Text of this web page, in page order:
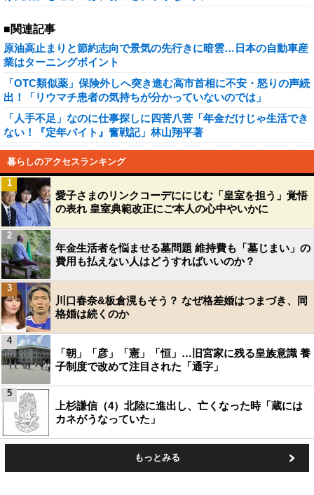
■関連記事
原油高止まりと節約志向で景気の先行きに暗雲…日本の自動車産
業はターニングボイント
「OTC類似薬」保険外しへ突き進む高市首相に不安・怒りの声続
出！「リウマチ患者の気持ちが分かっていないのでは」
「人手不足」なのに仕事探しに四苦八苦「年金だけじゃ生活でき
ない！『定年バイト』奮戦記」林山翔平著
暮らしのアクセスランキング
愛子さまのリンクコーデににじむ「皇室を担う」覚悟
の表れ 皇室典範改正にご本人の心中やいかに
1
年金生活者を悩ませる墓問題 維持費も「墓じまい」の
費用も払えない人はどうすればいいのか？
2
川口春奈&板倉滉もそう？ なぜ格差婚はつまづき、同
格婚は続くのか
3
「朝」「彦」「憲」「恒」…旧宮家に残る皇族意識 養
子制度で改めて注目された「通字」
4
上杉謙信（4）北陸に進出し、亡くなった時「蔵には
カネがうなっていた」
5
もっとみる